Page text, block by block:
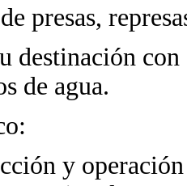
presas,
destinación
de agua.
y